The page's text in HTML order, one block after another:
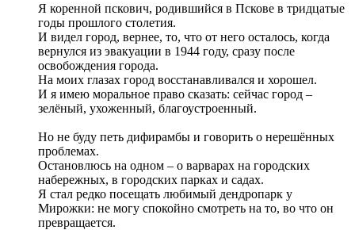
Я коренной пскович, родившийся в Пскове в тридцатые
годы прошлого столетия.
И видел город, вернее, то, что от него осталось, когда
вернулся из эвакуации в 1944 году, сразу после
освобождения города.
На моих глазах город восстанавливался и хорошел.
И я имею моральное право сказать: сейчас город –
зелёный, ухоженный, благоустроенный.
Но не буду петь дифирамбы и говорить о нерешённых
проблемах.
Остановлюсь на одном – о варварах на городских
набережных, в городских парках и садах.
Я стал редко посещать любимый дендропарк у
Мирожки: не могу спокойно смотреть на то, во что он
превращается.